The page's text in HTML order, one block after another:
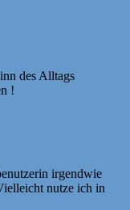
des Alltags
!
irgendwie
nutze ich in